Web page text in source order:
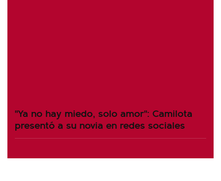
"Ya no hay miedo, solo amor": Camilota
presentó a su novia en redes sociales